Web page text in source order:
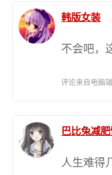
韩版女装
不会吧，
评论来自电脑
巴比兔减
人生难得